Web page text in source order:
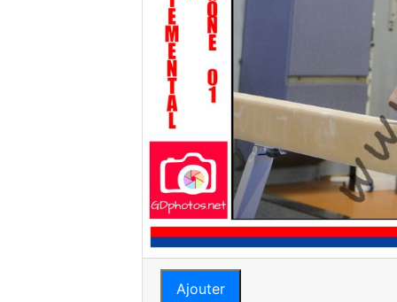
Ajouter